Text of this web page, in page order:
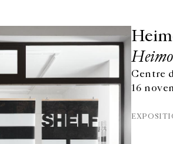
Centre
16